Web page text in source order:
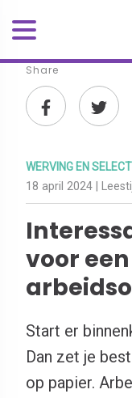
Share
WERVING EN
18 april 2024 |
voor een
Start er
Dan zet je
op papier.